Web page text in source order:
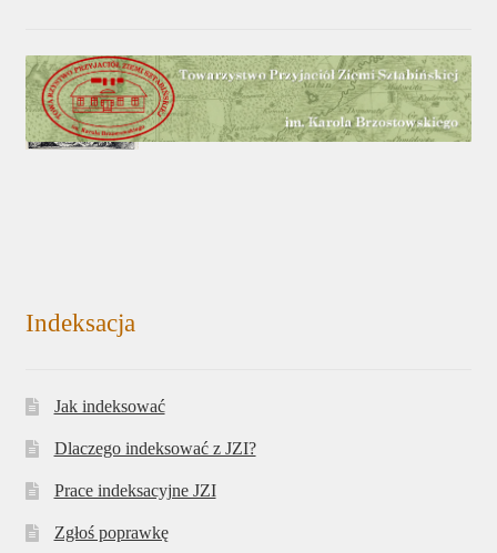
Indeksacja
Jak indeksować
Dlaczego indeksować z JZI?
Prace indeksacyjne JZI
Zgłoś poprawkę